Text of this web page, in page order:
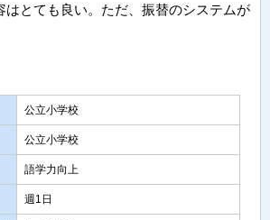
はとても良い。ただ、振替のシステムが
公立小学校
公立小学校
語学力向上
週1日